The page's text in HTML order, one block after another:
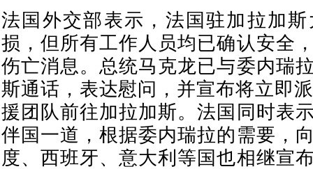
法国外交部表示，法国驻加拉加
损，但所有工作人员均已确认安全
伤亡消息。总统马克龙已与委内瑞
斯通话，表达慰问，并宣布将立即
援团队前往加拉加斯。法国同时表
伴国一道，根据委内瑞拉的需要，
度、西班牙、意大利等国也相继宣